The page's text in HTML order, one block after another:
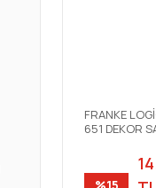
FRANKE
651 DEKOR